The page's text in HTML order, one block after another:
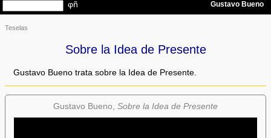
Teselas
Sobre la Idea de Presente
Gustavo Bueno trata sobre la Idea de Presente.
Gustavo Bueno, Sobre la Idea de Presente